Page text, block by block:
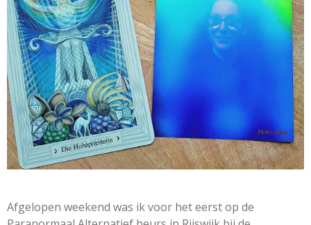
Afgelopen weekend was ik voor het eerst op de